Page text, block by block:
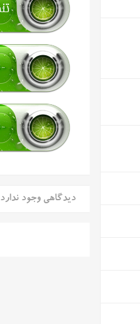
دیدگاهی وجود ندارد